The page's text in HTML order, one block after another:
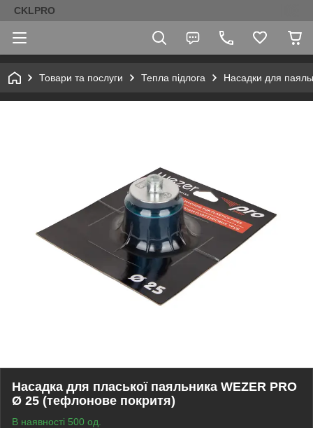
CKLPRO
Товари та послуги Тепла підлога Насадки для
Насадка для пласької паяльника WEZER PRO
Ø 25 (тефлонове покритя)
В наявності 500 од.